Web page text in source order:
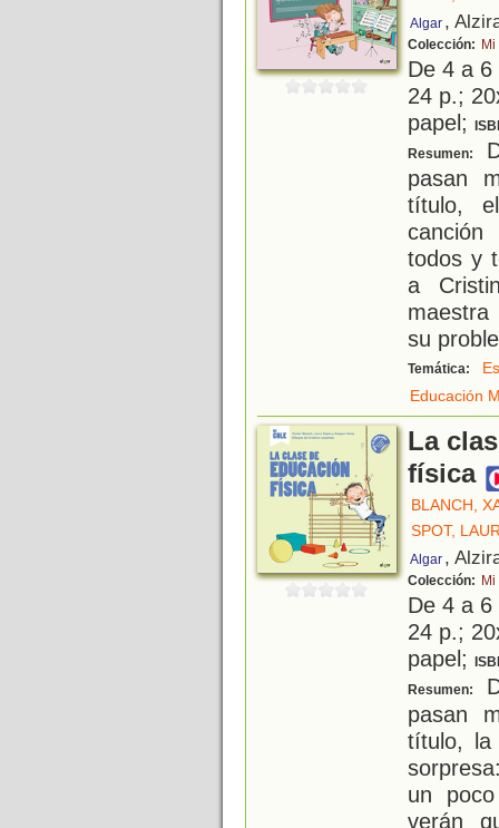
Algar ,
Colección:
De 4 a
24 p.;
papel;
Resumen:
pasan
título,
todos y
a
su
Temática:
Educación
La
física
BLANCH,
SPOT,
Algar ,
Colección:
De 4 a
24 p.;
papel;
Resumen:
pasan
título, la
un
verán